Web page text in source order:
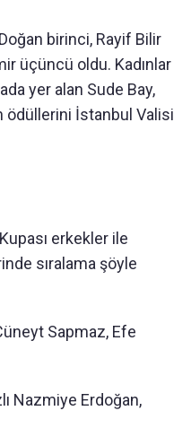
birinci, Rayif Bilir
üçüncü oldu. Kadınlar
yer alan Sude Bay,
ödüllerini İstanbul Valisi
erkekler ile
sıralama şöyle
Sapmaz, Efe
Nazmiye Erdoğan,